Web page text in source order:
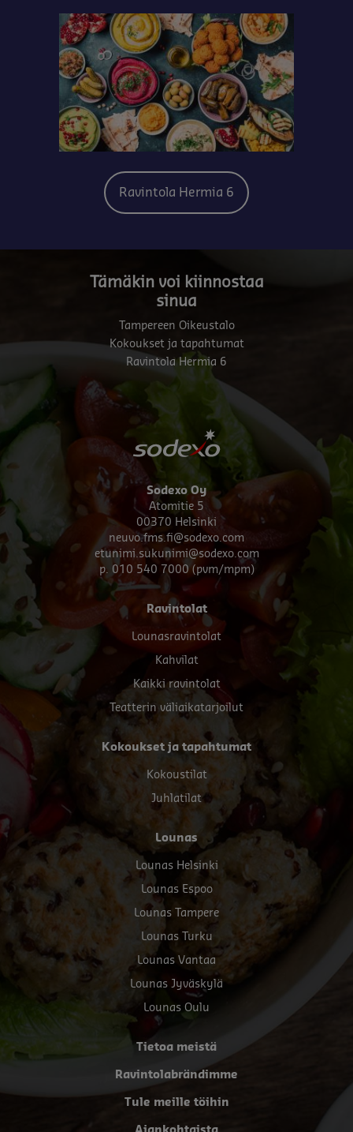
Ravintola Hermia 6
Tämäkin voi kiinnostaa
sinua
Tampereen Oikeustalo
Kokoukset ja tapahtumat
Ravintola Hermia 6
Sodexo Oy
Atomitie 5
00370 Helsinki
neuvo.fms.fi@sodexo.com
etunimi.sukunimi@sodexo.com
p. 010 540 7000 (pvm/mpm)
Footer
menu
Ravintolat
Lounasravintolat
Kahvilat
Kaikki ravintolat
Teatterin väliaikatarjoilut
Kokoukset ja tapahtumat
Kokoustilat
Juhlatilat
Lounas
Lounas Helsinki
Lounas Espoo
Lounas Tampere
Lounas Turku
Lounas Vantaa
Lounas Jyväskylä
Lounas Oulu
Tietoa meistä
Ravintolabrändimme
Tule meille töihin